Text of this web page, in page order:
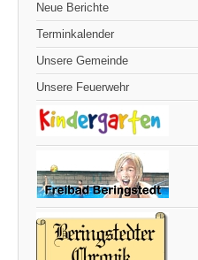
Neue Berichte
Terminkalender
Unsere Gemeinde
Unsere Feuerwehr